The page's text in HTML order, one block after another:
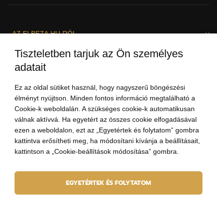
AZ ELBEZA.HU-RÓL
(8:00-19:00)
szia@elbeza.hu
Tiszteletben tarjuk az Ön személyes
adatait
Ez az oldal sütiket használ, hogy nagyszerű böngészési
élményt nyújtson. Minden fontos információ megtalálható a
Cookie-k weboldalán. A szükséges cookie-k automatikusan
válnak aktívvá. Ha egyetért az összes cookie elfogadásával
ezen a weboldalon, ezt az „Egyetértek és folytatom” gombra
kattintva erősítheti meg, ha módosítani kívánja a beállításait,
kattintson a „Cookie-beállítások módosítása” gombra.
EGYETÉRTEK ÉS FOLYTATOM